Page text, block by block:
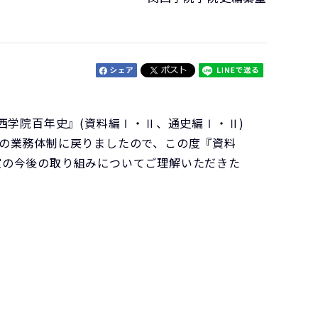
西学院百年史』(資料編Ⅰ・Ⅱ、通史編Ⅰ・Ⅱ)
業務体制に戻りましたので、この度『資料
今後の取り組みについてご理解いただきた